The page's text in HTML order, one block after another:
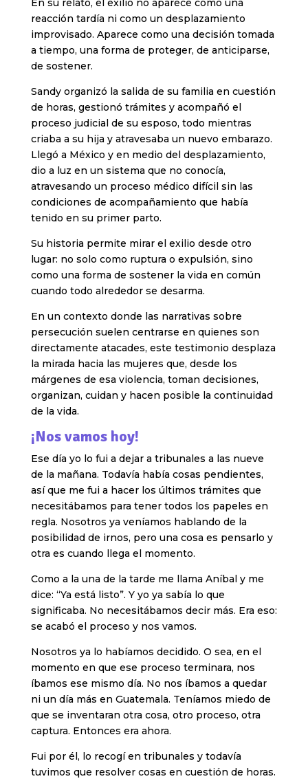
En su relato, el exilio no aparece como una
reacción tardía ni como un desplazamiento
improvisado. Aparece como una decisión tomada
a tiempo, una forma de proteger, de anticiparse,
de sostener.
Sandy organizó la salida de su familia en cuestión
de horas, gestionó trámites y acompañó el
proceso judicial de su esposo, todo mientras
criaba a su hija y atravesaba un nuevo embarazo.
Llegó a México y en medio del desplazamiento,
dio a luz en un sistema que no conocía,
atravesando un proceso médico difícil sin las
condiciones de acompañamiento que había
tenido en su primer parto.
Su historia permite mirar el exilio desde otro
lugar: no solo como ruptura o expulsión, sino
como una forma de sostener la vida en común
cuando todo alrededor se desarma.
En un contexto donde las narrativas sobre
persecución suelen centrarse en quienes son
directamente atacades, este testimonio desplaza
la mirada hacia las mujeres que, desde los
márgenes de esa violencia, toman decisiones,
organizan, cuidan y hacen posible la continuidad
de la vida.
¡Nos vamos hoy!
Ese día yo lo fui a dejar a tribunales a las nueve
de la mañana. Todavía había cosas pendientes,
así que me fui a hacer los últimos trámites que
necesitábamos para tener todos los papeles en
regla. Nosotros ya veníamos hablando de la
posibilidad de irnos, pero una cosa es pensarlo y
otra es cuando llega el momento.
Como a la una de la tarde me llama Aníbal y me
dice: “Ya está listo”. Y yo ya sabía lo que
significaba. No necesitábamos decir más. Era eso:
se acabó el proceso y nos vamos.
Nosotros ya lo habíamos decidido. O sea, en el
momento en que ese proceso terminara, nos
íbamos ese mismo día. No nos íbamos a quedar
ni un día más en Guatemala. Teníamos miedo de
que se inventaran otra cosa, otro proceso, otra
captura. Entonces era ahora.
Fui por él, lo recogí en tribunales y todavía
tuvimos que resolver cosas en cuestión de horas.